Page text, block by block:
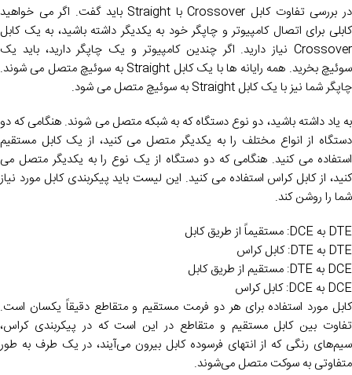
در بررسی تفاوت کابل Crossover با Straight باید گفت. اگر می خواهید
کابلی برای اتصال کامپیوتر و چاپگر خود به یکدیگر داشته باشید، به یک کابل
Crossover نیاز دارید. اگر چندین کامپیوتر و یک چاپگر دارید، باید یک
سوئیچ بخرید. همه رایانه ها با یک کابل Straight به سوئیچ متصل می شوند.
چاپگر شما نیز با یک کابل Straight به سوئیچ متصل می شود.
به یاد داشته باشید، دو نوع دستگاه که به شبکه متصل می شوند. هنگامی که دو
دستگاه از انواع مختلف را به یکدیگر متصل می کنید، از یک کابل مستقیم
استفاده می کنید. هنگامی که دو دستگاه از یک نوع را به یکدیگر متصل می
کنید، از کابل کراس استفاده می کنید. این لیست باید پیکربندی کابل مورد نیاز
شما را روشن کند.
DTE به DCE: مستقیماً از طریق کابل
DTE به DTE: کابل کراس
DCE به DTE: مستقیم از طریق کابل
DCE به DCE: کابل کراس
کابل مورد استفاده برای هر دو فرمت مستقیم و متقاطع دقیقاً یکسان است.
تفاوت بین کابل مستقیم و متقاطع در این است که در پیکربندی کراس،
سیم‌های رنگی که از انتهای فرسوده کابل بیرون می‌آیند، در یک طرف به طور
متفاوتی به سوکت متصل می‌شوند.